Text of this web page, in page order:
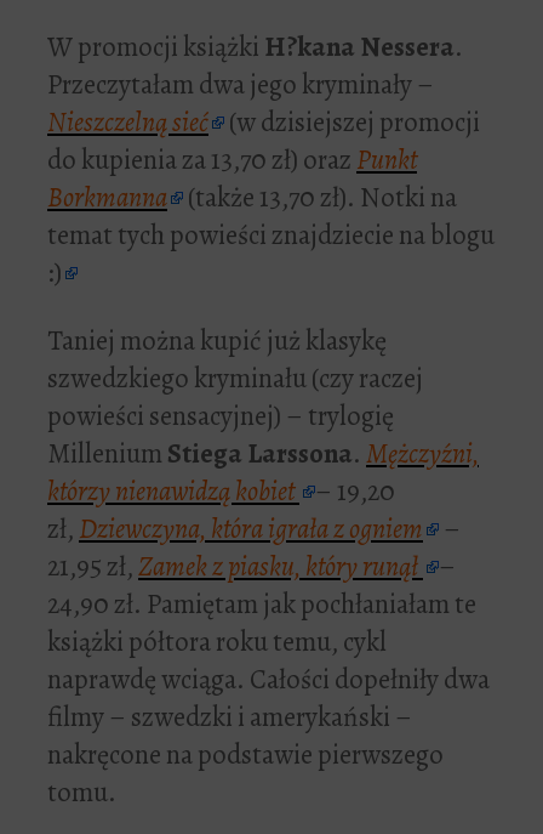
W promocji książkiH?kana Nessera.
Przeczytałam dwa jego kryminały –
Nieszczelną sieć (w dzisiejszej promocji
do kupienia za 13,70 zł) orazPunkt
Borkmanna (także 13,70 zł). Notki na
temat tych powieści znajdziecie na blogu
:)
Taniej można kupić już klasykę
szwedzkiego kryminału (czy raczej
powieści sensacyjnej) – trylogię
MilleniumStiega Larssona.Mężczyźni,
którzy nienawidzą kobiet – 19,20
zł,Dziewczyna, która igrała z ogniem
–
21,95 zł,Zamek z piasku, który runął
–
24,90 zł. Pamiętam jak pochłaniałam te
książki półtora roku temu, cykl
naprawdę wciąga. Całości dopełniły dwa
filmy – szwedzki i amerykański –
nakręcone na podstawie pierwszego
tomu.